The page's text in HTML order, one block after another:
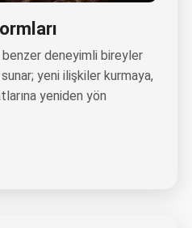
deneyimli bireyler
yeni ilişkiler kurmaya,
yeniden yön